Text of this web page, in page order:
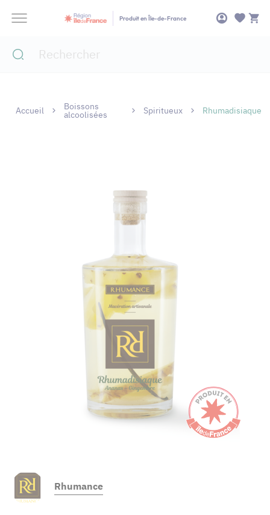
Produit en Île-de-France
Accueil Boissons
alcoolisées Spiritueux Rhumadisiaque
Rhumance